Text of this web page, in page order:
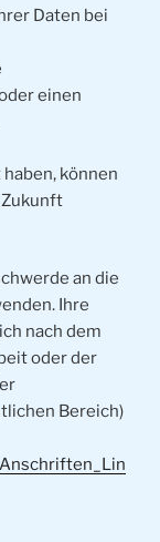
Daten bei
einen
können
an die
Ihre
nach dem
oder der
Bereich)